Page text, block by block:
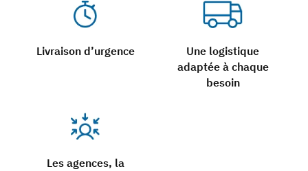
Livraison d’urgence
Une logistique
adaptée à chaque
besoin
Les agences, la